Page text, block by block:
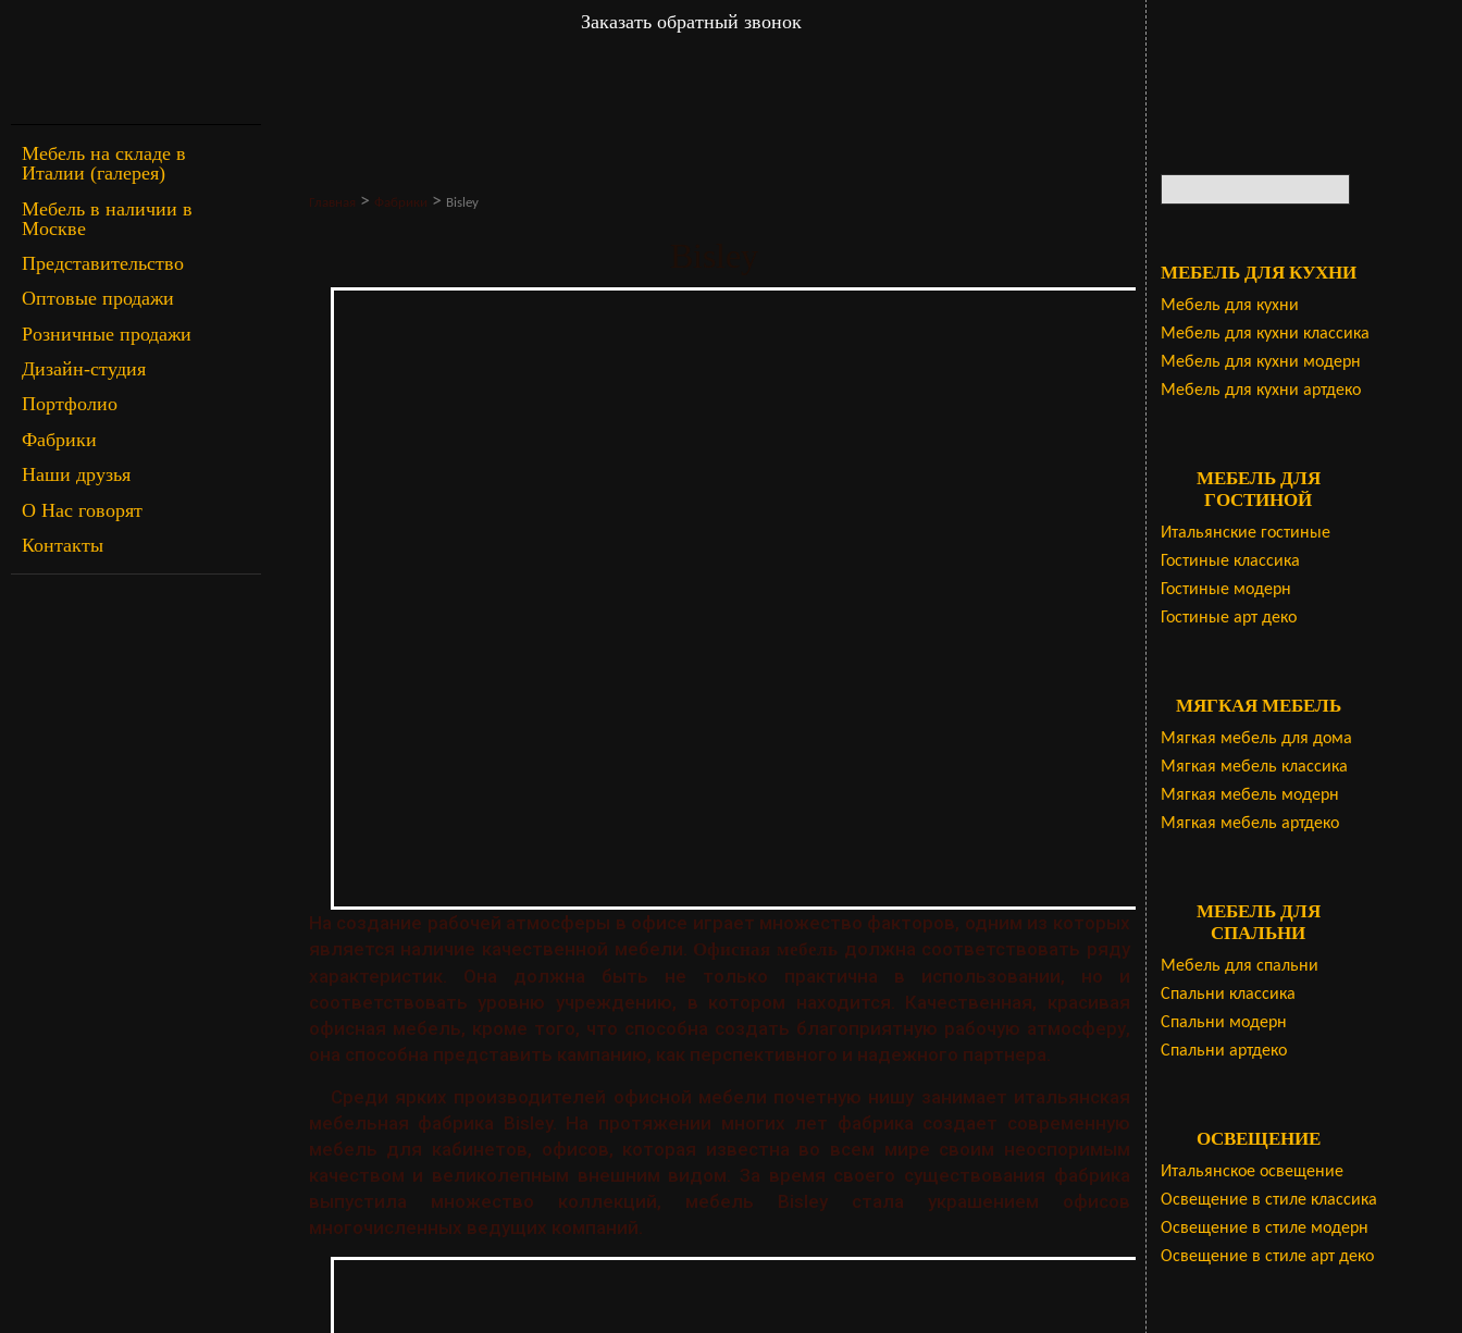
Заказать обратный звонок
Мебель на складе в
Италии (галерея)
Мебель в наличии в
Москве
Представительство
Оптовые продажи
Розничные продажи
Дизайн-студия
Портфолио
Фабрики
Наши друзья
О Нас говорят
Контакты
Главная > Фабрики > Bisley
На создание рабочей атмосферы в офисе играет множество факторов, одним из которых
является наличие качественной мебели. Офисная мебель должна соответствовать ряду
характеристик. Она должна быть не только практична в использовании, но и
соответствовать уровню учреждению, в котором находится. Качественная, красивая
офисная мебель, кроме того, что способна создать благоприятную рабочую атмосферу,
она способна представить кампанию, как перспективного и надежного партнера.
Среди ярких производителей офисной мебели почетную нишу занимает итальянская
мебельная фабрика Bisley. На протяжении многих лет фабрика создает современную
мебель для кабинетов, офисов, которая известна во всем мире своим неоспоримым
качеством и великолепным внешним видом. За время своего существования фабрика
выпустила множество коллекций, мебель Bisley стала украшением офисов
многочисленных ведущих компаний.
МЕБЕЛЬ ДЛЯ КУХНИ
Мебель для кухни
Мебель для кухни классика
Мебель для кухни модерн
Мебель для кухни артдеко
МЕБЕЛЬ ДЛЯ
ГОСТИНОЙ
Итальянские гостиные
Гостиные классика
Гостиные модерн
Гостиные арт деко
МЯГКАЯ МЕБЕЛЬ
Мягкая мебель для дома
Мягкая мебель классика
Мягкая мебель модерн
Мягкая мебель артдеко
МЕБЕЛЬ ДЛЯ
СПАЛЬНИ
Мебель для спальни
Cпальни классика
Спальни модерн
Спальни артдеко
ОСВЕЩЕНИЕ
Итальянское освещение
Освещение в стиле классика
Освещение в стиле модерн
Освещение в стиле арт деко